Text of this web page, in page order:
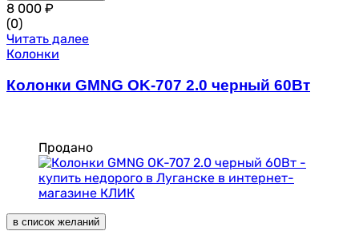
8 000 ₽
(0)
Читать далее
Колонки
Колонки GMNG OK-707 2.0 черный 60Вт
Продано
в список желаний